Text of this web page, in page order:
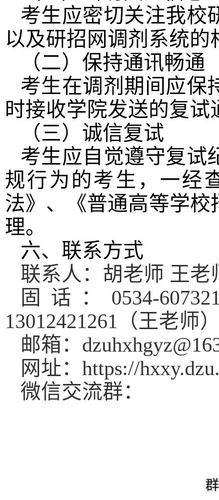
考生应密切关注我校
以及研招网调剂系统
（二）保持通讯畅通
考生在调剂期间应保
时接收学院发送的复
（三）诚信复试
考生应自觉遵守复试
规行为的考生，一经
法》、《普通高等学
理。
六、联系方式
联系人：胡老师 王老
固话： 0534-
13012421261 （王老师
邮箱：
网址： https://
微信交流群：